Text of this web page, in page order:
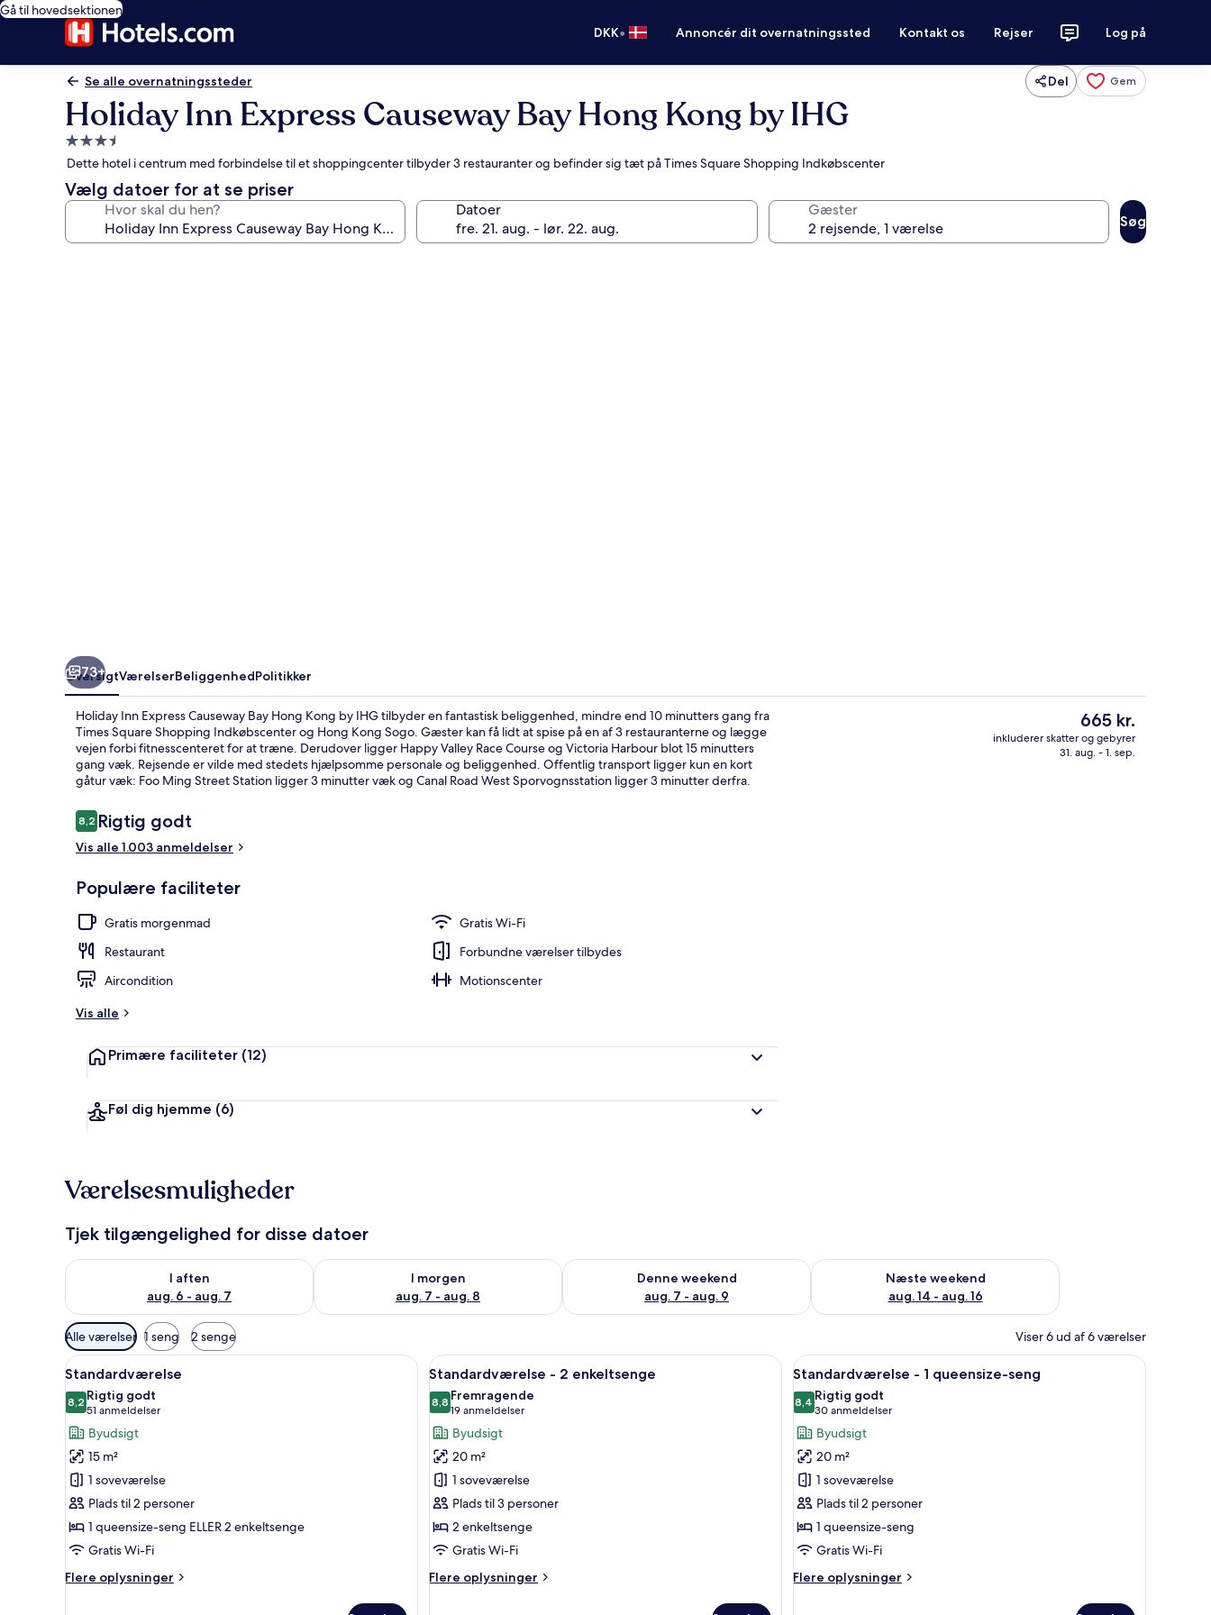
Gå til hovedsektionen
DKK• Annoncér dit overnatningssted Kontakt os Rejser Log på
Se alle overnatningssteder Del Gem
Holiday Inn Express Causeway Bay Hong Kong by IHG
3.5-
stjernet
overnatningssted
Dette hotel i centrum med forbindelse til et shoppingcenter tilbyder 3 restauranter og befinder sig tæt på Times Square Shopping Indkøbscenter
Vælg datoer for at se priser
Hvor skal du hen? Datoer Gæster
Søg
Interessepunkt Pengeskab på værelset, skrivebord,
73+
OversigtVærelserBeliggenhedPolitikker
Holiday Inn Express Causeway Bay Hong Kong by IHG tilbyder en fantastisk beliggenhed, mindre end 10 minutters gang fra
Times Square Shopping Indkøbscenter og Hong Kong Sogo. Gæster kan få lidt at spise på en af 3 restauranterne og lægge
vejen forbi fitnesscenteret for at træne. Derudover ligger Happy Valley Race Course og Victoria Harbour blot 15 minutters
gang væk. Rejsende er vilde med stedets hjælpsomme personale og beliggenhed. Offentlig transport ligger kun en kort
gåtur væk: Foo Ming Street Station ligger 3 minutter væk og Canal Road West Sporvognsstation ligger 3 minutter derfra.
Anmeldelser
8,28,2 ud af 10.
Rigtig godt
Vis alle 1.003 anmeldelser
Populære faciliteter
Gratis morgenmad
Gratis Wi-Fi
Restaurant
Forbundne værelser tilbydes
Aircondition
Motionscenter
Vis alle
Primære faciliteter (12)
Føl dig hjemme (6)
Den
nuværende
pris
665 kr.
inkluderer skatter og gebyrer
31. aug. - 1. sep.
Værelsesmuligheder
Tjek tilgængelighed for disse datoer
I aften
aug. 6 - aug. 7
Tjek tilgængelighed for i aften aug. 6 - aug. 7
I morgen
aug. 7 - aug. 8
Tjek tilgængelighed for i morgen aug. 7 - aug. 8
Denne weekend
aug. 7 - aug. 9
Tjek tilgængelighed for denne weekend aug. 7 - aug. 9
Næste weekend
aug. 14 - aug. 16
Tjek tilgængelighed for næste weekend aug. 14 - aug. 16
Tilgængelige
filtre
for
værelser
Alle værelser 1 seng 2 senge Viser 6 ud af 6 værelser
Indlæs
alle
billeder
af
Standardværelse
En moderne brusehoved med rindende vand, monteret på en hvid flisevæg.
8
Standardværelse
8,28,2 ud af 10
Rigtig godt
51 anmeldelser
(51
anmeldelser)
Byudsigt
15 m²
1 soveværelse
Plads til 2 personer
1 queensize-seng ELLER 2 enkeltsenge
Gratis Wi-Fi
Flere oplysninger
Flere
Indlæs
alle
billeder
af
Standardværelse
-
2
enkeltsenge
Et hotelværelse med to senge, et skrivebord med en computer, en stol og et stort vindue med udsigt over byen.
8
Standardværelse - 2 enkeltsenge
8,88,8 ud af 10
Fremragende
19 anmeldelser
(19
anmeldelser)
Byudsigt
20 m²
1 soveværelse
Plads til 3 personer
2 enkeltsenge
Gratis Wi-Fi
Flere oplysninger
Flere
Indlæs
alle
billeder
af
Standardværelse
-
queensize-
seng
Et hotelværelse med en stor seng, et
6
Standardværelse - 1 queensize-seng
8,48,4 ud af 10
Rigtig godt
30 anmeldelser
(30
anmeldelser)
Byudsigt
20 m²
1 soveværelse
Plads til 2 personer
1 queensize-seng
Gratis Wi-Fi
Flere oplysninger
Flere